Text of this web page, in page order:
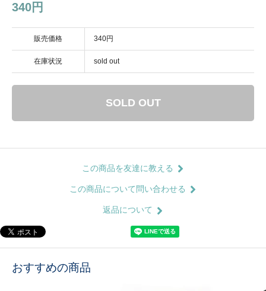
340円
販売価格 340円
在庫状況 sold out
SOLD OUT
この商品を友達に教える
この商品について問い合わせる
返品について
おすすめの商品